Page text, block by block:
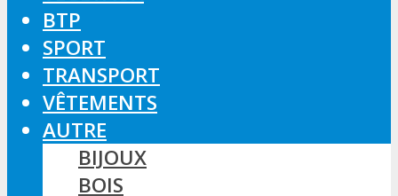
BTP
SPORT
TRANSPORT
VÊTEMENTS
AUTRE
BIJOUX
BOIS